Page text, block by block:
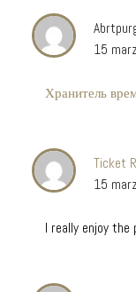
15
Хранитель
Ticket
15
I really enjoy the